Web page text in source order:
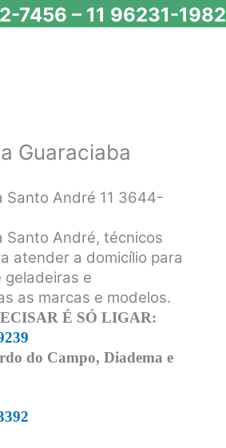
7456 – 11 96231-1982
Guaraciaba
Santo André 11 3644-
Santo André, técnicos
atender a domicílio para
e
as marcas e modelos.
É SÓ LIGAR:
do Campo, Diadema e